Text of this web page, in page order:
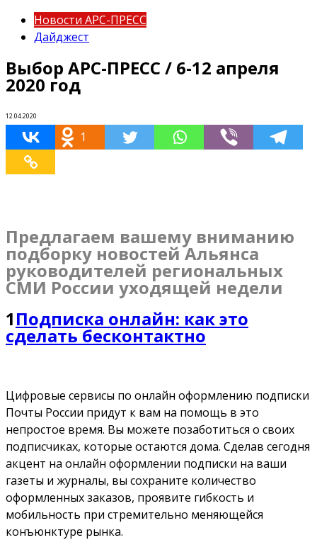
Новости АРС-ПРЕСС
Дайджест
Выбор АРС-ПРЕСС / 6-12 апреля
2020 год
12.04.2020
1
Предлагаем вашему вниманию
подборку новостей Альянса
руководителей региональных
СМИ России уходящей недели
1Подписка онлайн: как это
сделать бесконтактно
Цифровые сервисы по онлайн оформлению подписки
Почты России придут к вам на помощь в это
непростое время. Вы можете позаботиться о своих
подписчиках, которые остаются дома. Сделав сегодня
акцент на онлайн оформлении подписки на ваши
газеты и журналы, вы сохраните количество
оформленных заказов, проявите гибкость и
мобильность при стремительно меняющейся
конъюнктуре рынка.